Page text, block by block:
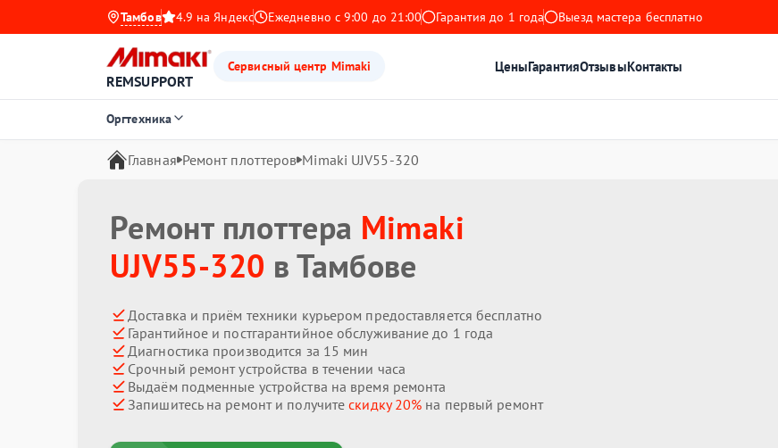
Тамбов 4.9 на Яндекс Ежедневно с 9:00 до 21:00 Гарантия до 1 года Выезд мастера бесплатно
REMSUPPORT
Сервисный центр Mimaki ЦеныГарантияОтзывыКонтакты
Оргтехника
Главная Ремонт плоттеров Mimaki UJV55-320
Ремонт плоттера Mimaki
UJV55-320 в Тамбове
Доставка и приём техники курьером предоставляется бесплатно
Гарантийное и постгарантийное обслуживание до 1 года
Диагностика производится за 15 мин
Срочный ремонт устройства в течении часа
Выдаём подменные устройства на время ремонта
Запишитесь на ремонт и получитескидку 20% на первый ремонт